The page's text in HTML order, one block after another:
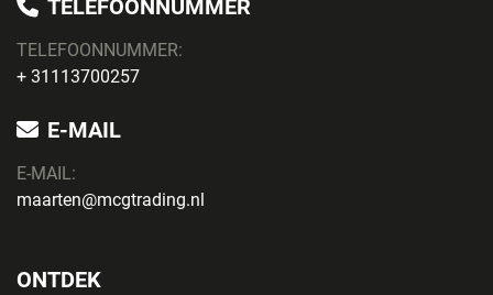
TELEFOONNUMMER
TELEFOONNUMMER:
+ 31113700257
E-MAIL
E-MAIL:
maarten@mcgtrading.nl
ONTDEK